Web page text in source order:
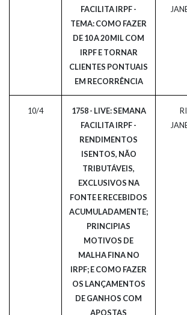
FACILITA IRPF -
TEMA: COMO FAZER
DE 10 A 20 MIL COM
IRPF E TORNAR
CLIENTES PONTUAIS
EM RECORRÊNCIA
10/4
1758 - LIVE: SEMANA
FACILITA IRPF -
RENDIMENTOS
ISENTOS, NÃO
TRIBUTÁVEIS,
EXCLUSIVOS NA
FONTE E RECEBIDOS
ACUMULADAMENTE;
PRINCIPIAS
MOTIVOS DE
MALHA FINA NO
IRPF; E COMO FAZER
OS LANÇAMENTOS
DE GANHOS COM
APOSTAS